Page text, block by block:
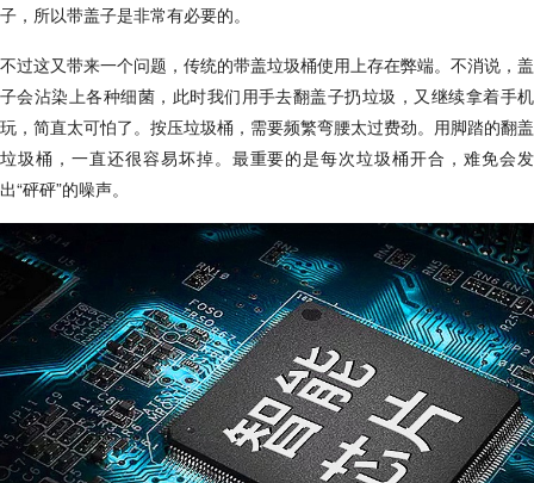
子，所以带盖子是非常有必要的。
不过这又带来一个问题，传统的带盖垃圾桶使用上存在弊端。不消说，盖
子会沾染上各种细菌，此时我们用手去翻盖子扔垃圾，又继续拿着手机
玩，简直太可怕了。按压垃圾桶，需要频繁弯腰太过费劲。用脚踏的翻盖
垃圾桶，一直还很容易坏掉。最重要的是每次垃圾桶开合，难免会发
出“砰砰”的噪声。